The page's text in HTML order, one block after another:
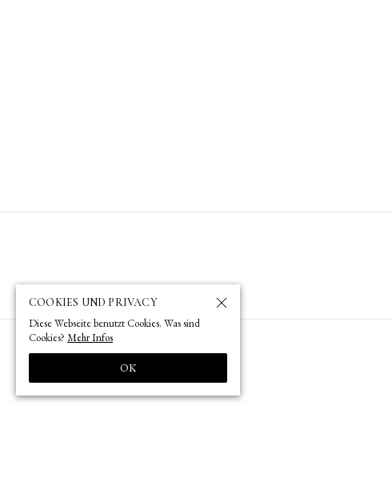
COOKIES UND PRIVACY
Diese Webseite benutzt Cookies. Was sind
Cookies? Mehr Infos
OK